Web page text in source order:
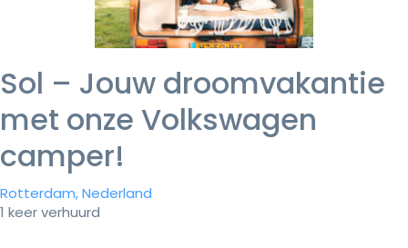
Sol – Jouw droomvakantie
met onze Volkswagen
camper!
Rotterdam, Nederland
1 keer verhuurd